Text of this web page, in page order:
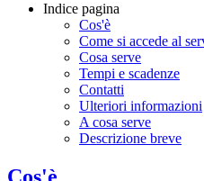
Indice pagina
Cos'è
Come si accede al
Cosa serve
Tempi e scadenze
Contatti
Ulteriori informazioni
A cosa serve
Descrizione breve